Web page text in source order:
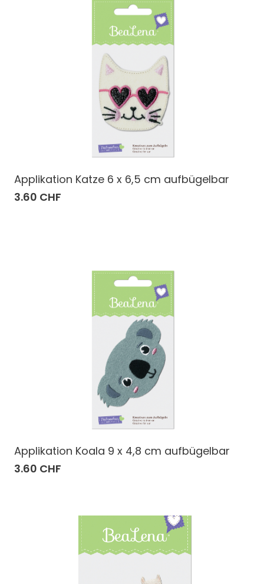
Applikation Katze 6 x 6,5 cm aufbügelbar
3.60 CHF
Applikation Koala 9 x 4,8 cm aufbügelbar
3.60 CHF